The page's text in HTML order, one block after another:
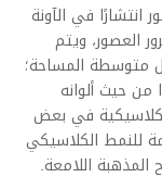
انتشارًا في الآونة
العصور، ويتم
متوسطة المساحة؛
من حيث ألوانه
في بعض
للنمط الكلاسيكي
المذهبة اللامعة.